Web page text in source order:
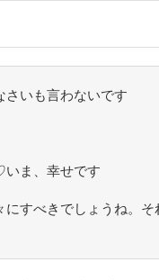
さいも言わないです
ま、幸せです
すべきでしょうね。